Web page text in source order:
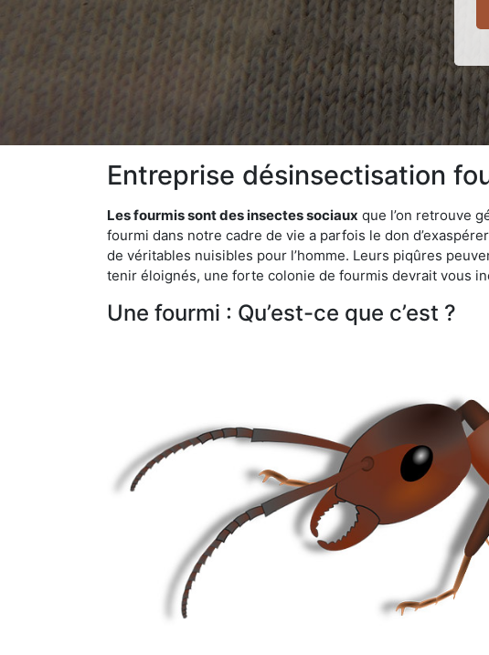
Entreprise désinsectisation
Les fourmis sont des insectes sociaux que l’on retrouve
fourmi dans notre cadre de vie a parfois le don
de véritables nuisibles pour l’homme. Leurs piqûres
tenir éloignés, une forte colonie de fourmis devrait vous
Une fourmi : Qu’est-ce que c’est ?